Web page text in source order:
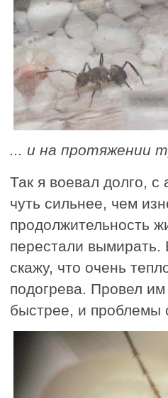
... и на протяжении
Так я воевал долго,
чуть сильнее, чем
продолжительность
перестали вымирать.
скажу, что очень
подогрева. Провел
быстрее, и проблемы